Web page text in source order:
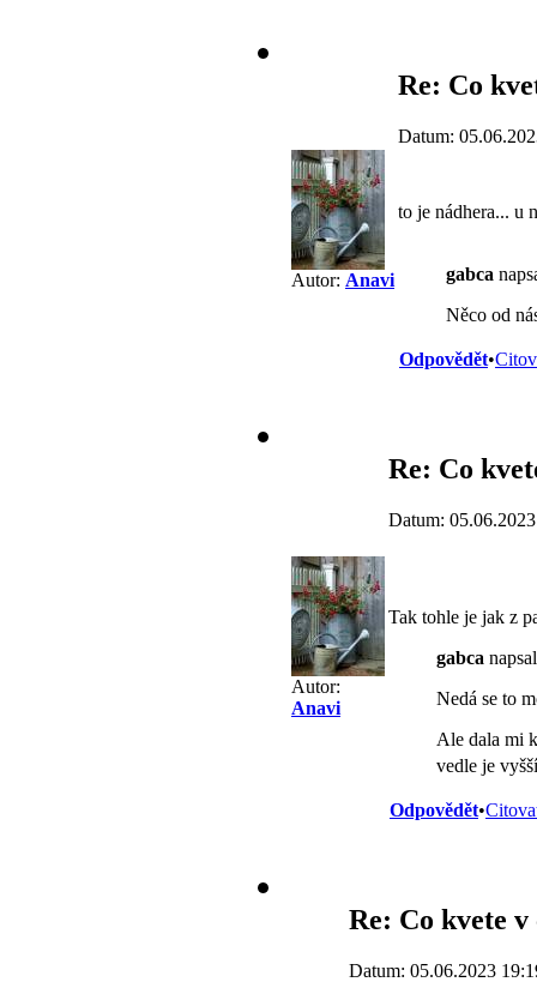
Autor: Anavi
Re: Co
Datum:
to je nádhera... u
gabca
Něco od
Odpovědět•
Autor:
Anavi
Re: Co
Datum:
Tak tohle je jak z
gabca
Nedá se to
Ale dala mi
vedle je
Odpovědět•
Re: Co kvete
Datum: 05.06.2023